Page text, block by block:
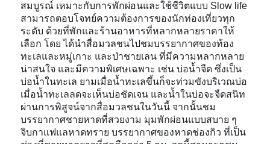
สมบูรณ์ เหมาะกับการพักผ่อนและใช้ชีวิตแบบ Slow life
สามารถตอบโจทย์ความต้องการของนักท่องเที่ยวทุก
ระดับ ด้วยที่พักและร้านอาหารที่หลากหลายราคาให้
เลือก โดย ได้นำสื่อมวลชนไปชมบรรยากาศของท้อง
ทะเลและหมู่เกาะ และป่าชายเลน ที่มีความหลากหลาย
น่าสนใจ และมีความพิเศษเฉพาะ เช่น บ่อน้ำจืด ซึ่งเป็น
บ่อน้ำในทะเล ยามเมื่อน้ำทะเลขึ้นก็จะท่วมขังบริเวณบ่อ
เมื่อน้ำทะเลลดจะเห็นบ่อชัดเจน และน้ำในบ่อจะจืดสนิท
ผ่านการพิสูจน์จากสื่อมวลชนในวันนี้ จากนั้นชม
บรรยากาศชายหาดที่สวยงาม มุมพักผ่อนแบบสบาย ๆ
จิบกาแฟแลหาดทราย บรรยากาศของหาดช่องกิว ที่เป็น